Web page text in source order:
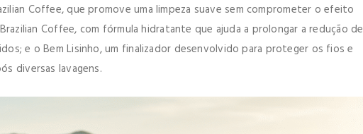
Coffee, que promove uma limpeza suave sem comprometer o efeito
Coffee, com fórmula hidratante que ajuda a prolongar a redução de
e o Bem Lisinho, um finalizador desenvolvido para proteger os fios e
diversas lavagens.